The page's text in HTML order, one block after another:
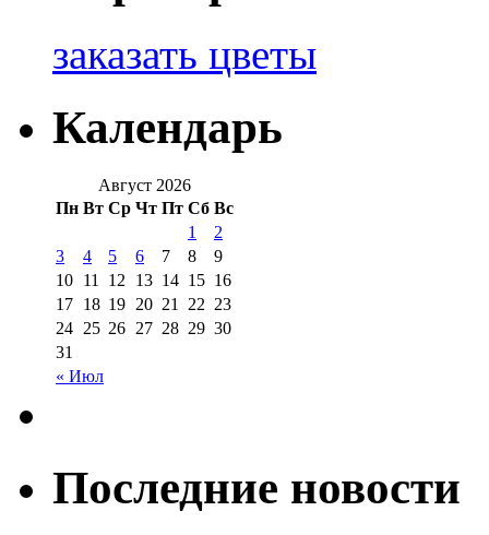
заказать цветы
Календарь
Август 2026
Пн Вт Ср Чт Пт Сб Вс
« Июл
1
2
3
4 5 6 7 8
9
10 11 12 13 14 15 16
17 18 19 20 21 22 23
24 25 26 27 28 29 30
31
Последние новости